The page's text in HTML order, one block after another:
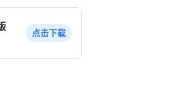
点击下载